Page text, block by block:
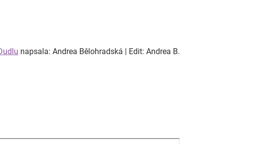
napsala: Andrea Bělohradská | Edit: Andrea B.